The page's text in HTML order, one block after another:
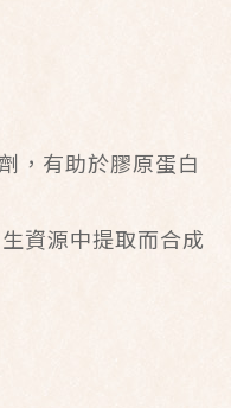
，有助於膠原蛋白
資源中提取而合成